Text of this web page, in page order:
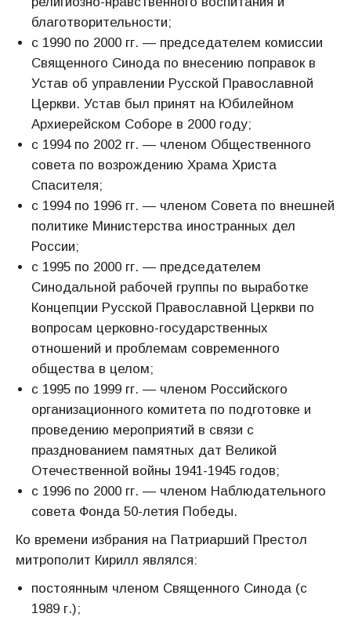
благотворительности;
с 1990 по 2000 гг. — председателем комиссии
Священного Синода по внесению поправок в
Устав об управлении Русской Православной
Церкви. Устав был принят на Юбилейном
Архиерейском Соборе в 2000 году;
с 1994 по 2002 гг. — членом Общественного
совета по возрождению Храма Христа
Спасителя;
с 1994 по 1996 гг. — членом Совета по внешней
политике Министерства иностранных дел
России;
с 1995 по 2000 гг. — председателем
Синодальной рабочей группы по выработке
Концепции Русской Православной Церкви по
вопросам церковно-государственных
отношений и проблемам современного
общества в целом;
с 1995 по 1999 гг. — членом Российского
организационного комитета по подготовке и
проведению мероприятий в связи с
празднованием памятных дат Великой
Отечественной войны 1941-1945 годов;
с 1996 по 2000 гг. — членом Наблюдательного
совета Фонда 50-летия Победы.
Ко времени избрания на Патриарший Престол
митрополит Кирилл являлся:
постоянным членом Священного Синода (с
1989 г.);